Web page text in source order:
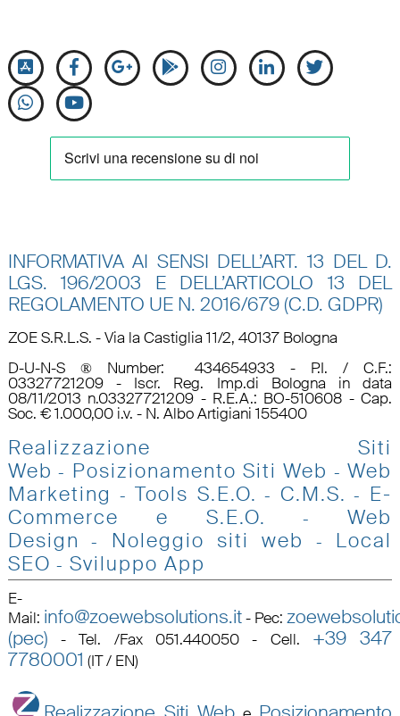
INFORMATIVA AI SENSI DELL’ART. 13 DEL D.
LGS. 196/2003 E DELL’ARTICOLO 13 DEL
REGOLAMENTO UE N. 2016/679 (C.D. GDPR)
ZOE S.R.L.S. - Via la Castiglia 11/2, 40137 Bologna
D-U-N-S ® Number: 434654933 - P.I. / C.F.:
03327721209 - Iscr. Reg. Imp.di Bologna in data
08/11/2013 n.03327721209 - R.E.A.: BO-510608 - Cap.
Soc. € 1.000,00 i.v. - N. Albo Artigiani 155400
Realizzazione Siti
Web - Posizionamento Siti Web -Web
Marketing - Tools S.E.O. - C.M.S. - E-
Commerce e S.E.O.
-Web
Design
- Noleggio siti web - Local
SEO - Sviluppo App
E-
Mail: info@zoewebsolutions.it- Pec:
(pec) -Tel. /Fax 051.440050 - Cell. +39 347
7780001 (IT / EN)